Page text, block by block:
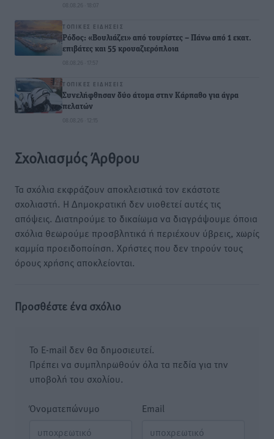
08.08.26 · 18:07
ΤΟΠΙΚΈΣ ΕΙΔΉΣΕΙΣ
Ρόδος: «Βουλιάζει» από τουρίστες – Πάνω από 1 εκατ.
επιβάτες και 55 κρουαζιερόπλοια
08.08.26 · 17:57
ΤΟΠΙΚΈΣ ΕΙΔΉΣΕΙΣ
Συνελήφθησαν δύο άτομα στην Κάρπαθο για άγρα
πελατών
08.08.26 · 12:15
Σχολιασμός Άρθρου
Τα σχόλια εκφράζουν αποκλειστικά τον εκάστοτε
σχολιαστή. Η Δημοκρατική δεν υιοθετεί αυτές τις
απόψεις. Διατηρούμε το δικαίωμα να διαγράψουμε όποια
σχόλια θεωρούμε προσβλητικά ή περιέχουν ύβρεις, χωρίς
καμμία προειδοποίηση. Χρήστες που δεν τηρούν τους
όρους χρήσης αποκλείονται.
Προσθέστε ένα σχόλιο
Το E-mail δεν θα δημοσιευτεί.
Πρέπει να συμπληρωθούν όλα τα πεδία για την
υποβολή του σχολίου.
Όνοματεπώνυμο Email